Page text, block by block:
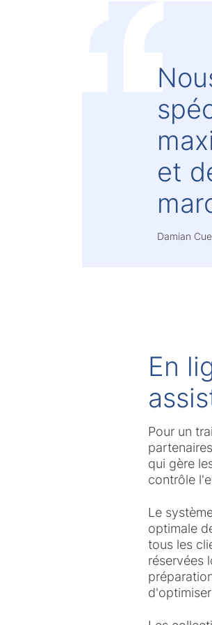
et
Damian
En
Pour un
qui gère
contrôle
Le
optimale
tous les
réservées